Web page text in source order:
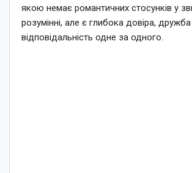
якою немає романтичних стосунків у
розумінні, але є глибока довіра, дружба
відповідальність одне за одного.